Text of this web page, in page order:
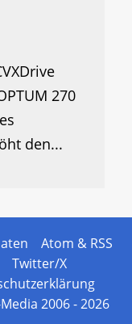
270
den...
Atom & RSS
Twitter/X
2006 - 2026